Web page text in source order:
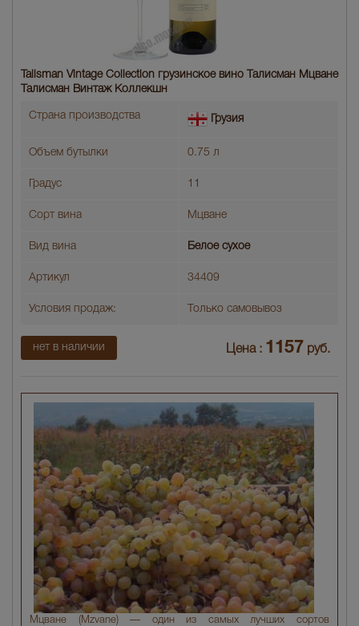
Мцване (Mzvane) — один из самых лучших сортов
Talisman Vintage Collection грузинское вино Талисман Мцване
Талисман Винтаж Коллекшн
Страна производства Грузия
Объем бутылки 0.75 л
Градус 11
Сорт вина Мцване
Вид вина Белое сухое
Артикул 34409
Условия продаж: Только самовывоз
нет в наличии Цена : 1157 руб.